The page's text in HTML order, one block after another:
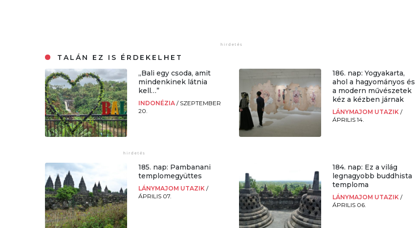
TALÁN EZ IS ÉRDEKELHET
„Bali egy csoda, amit
mindenkinek látnia
kell…”
INDONÉZIA/ SZEPTEMBER
20.
186. nap: Yogyakarta,
ahol a hagyományos és
a modern művészetek
kéz a kézben járnak
LÁNYMAJOM UTAZIK /
ÁPRILIS 14.
185. nap: Pambanani
templomegyüttes
LÁNYMAJOM UTAZIK/
ÁPRILIS 07.
184. nap: Ez a világ
legnagyobb buddhista
temploma
LÁNYMAJOM UTAZIK /
ÁPRILIS 06.